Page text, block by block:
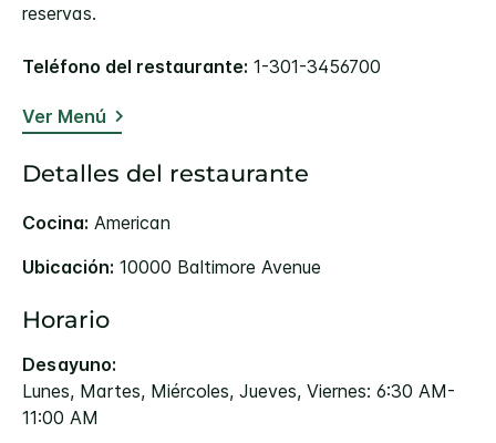
reservas.
Teléfono del restaurante: 1-301-3456700
Ver Menú
Detalles del restaurante
Cocina: American
Ubicación: 10000 Baltimore Avenue
Horario
Desayuno:
Lunes, Martes, Miércoles, Jueves, Viernes: 6:30 AM-
11:00 AM